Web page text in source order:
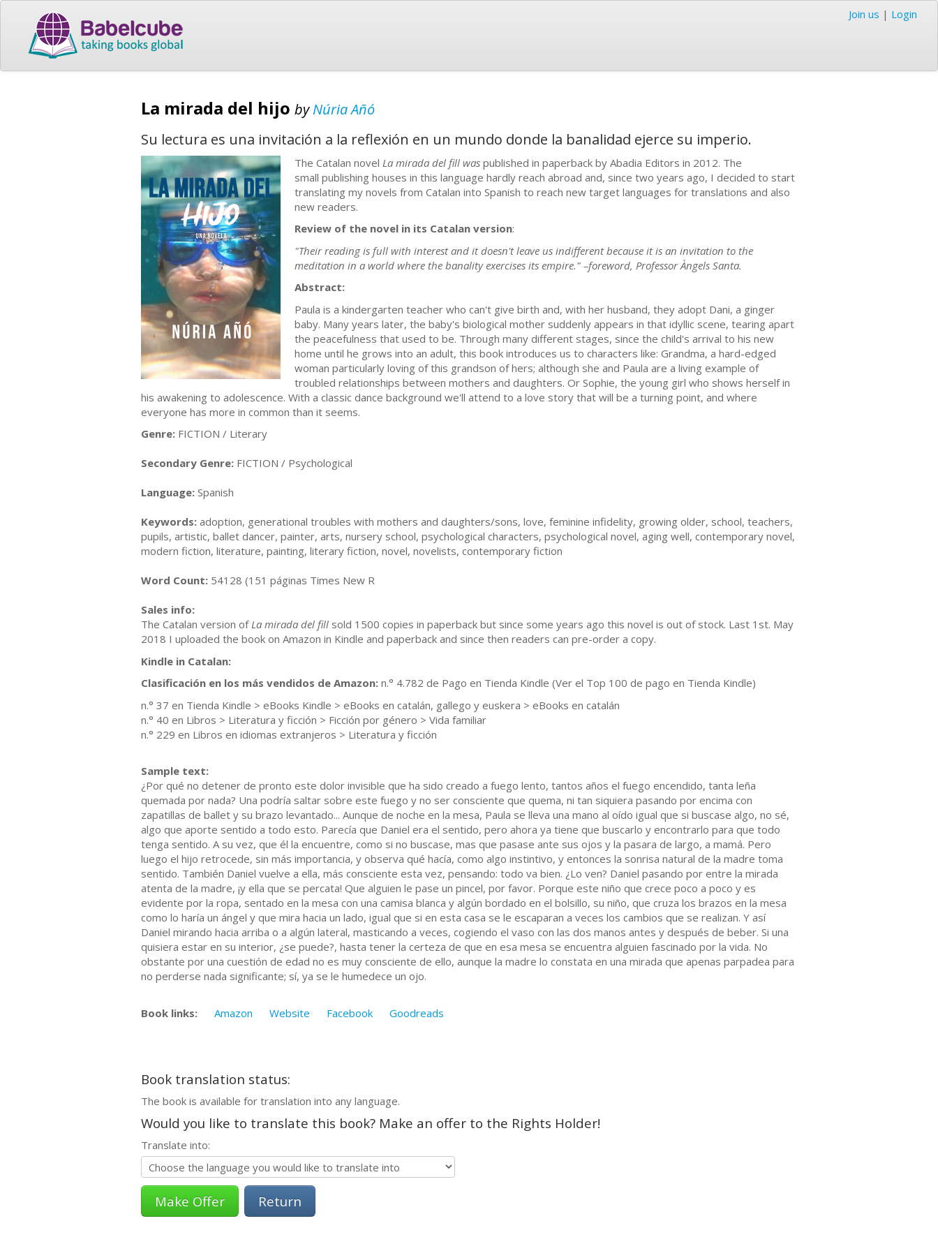
Join us | Login
La mirada del hijo byNúria Añó
Su lectura es una invitación a la reflexión en un mundo donde la banalidad ejerce su imperio.
The Catalan novel La mirada del fill was published in paperback by Abadia Editors in 2012. The
small publishing houses in this language hardly reach abroad and, since two years ago, I decided to start
translating my novels from Catalan into Spanish to reach new target languages for translations and also
new readers.
Review of the novel in its Catalan version:
"Their reading is full with interest and it doesn't leave us indifferent because it is an invitation to the
meditation in a world where the banality exercises its empire." –foreword, Professor Àngels Santa.
Abstract:
Paula is a kindergarten teacher who can't give birth and, with her husband, they adopt Dani, a ginger
baby. Many years later, the baby's biological mother suddenly appears in that idyllic scene, tearing apart
the peacefulness that used to be. Through many different stages, since the child's arrival to his new
home until he grows into an adult, this book introduces us to characters like: Grandma, a hard-edged
woman particularly loving of this grandson of hers; although she and Paula are a living example of
troubled relationships between mothers and daughters. Or Sophie, the young girl who shows herself in
his awakening to adolescence. With a classic dance background we'll attend to a love story that will be a turning point, and where
everyone has more in common than it seems.
Genre: FICTION / Literary
Secondary Genre: FICTION / Psychological
Language: Spanish
Keywords: adoption, generational troubles with mothers and daughters/sons, love, feminine infidelity, growing older, school, teachers,
pupils, artistic, ballet dancer, painter, arts, nursery school, psychological characters, psychological novel, aging well, contemporary novel,
modern fiction, literature, painting, literary fiction, novel, novelists, contemporary fiction
Word Count: 54128 (151 páginas Times New R
Sales info:
The Catalan version ofLa mirada del fill sold 1500 copies in paperback but since some years ago this novel is out of stock. Last 1st. May
2018 I uploaded the book on Amazon in Kindle and paperback and since then readers can pre-order a copy.
Kindle in Catalan:
Clasificación en los más vendidos de Amazon: n.° 4.782 de Pago en Tienda Kindle (Ver el Top 100 de pago en Tienda Kindle)
n.° 37 en Tienda Kindle > eBooks Kindle > eBooks en catalán, gallego y euskera > eBooks en catalán
n.° 40 en Libros > Literatura y ficción > Ficción por género > Vida familiar
n.° 229 en Libros en idiomas extranjeros > Literatura y ficción
Sample text:
¿Por qué no detener de pronto este dolor invisible que ha sido creado a fuego lento, tantos años el fuego encendido, tanta leña
quemada por nada? Una podría saltar sobre este fuego y no ser consciente que quema, ni tan siquiera pasando por encima con
zapatillas de ballet y su brazo levantado... Aunque de noche en la mesa, Paula se lleva una mano al oído igual que si buscase algo, no sé,
algo que aporte sentido a todo esto. Parecía que Daniel era el sentido, pero ahora ya tiene que buscarlo y encontrarlo para que todo
tenga sentido. A su vez, que él la encuentre, como si no buscase, mas que pasase ante sus ojos y la pasara de largo, a mamá. Pero
luego el hijo retrocede, sin más importancia, y observa qué hacía, como algo instintivo, y entonces la sonrisa natural de la madre toma
sentido. También Daniel vuelve a ella, más consciente esta vez, pensando: todo va bien. ¿Lo ven? Daniel pasando por entre la mirada
atenta de la madre, ¡y ella que se percata! Que alguien le pase un pincel, por favor. Porque este niño que crece poco a poco y es
evidente por la ropa, sentado en la mesa con una camisa blanca y algún bordado en el bolsillo, su niño, que cruza los brazos en la mesa
como lo haría un ángel y que mira hacia un lado, igual que si en esta casa se le escaparan a veces los cambios que se realizan. Y así
Daniel mirando hacia arriba o a algún lateral, masticando a veces, cogiendo el vaso con las dos manos antes y después de beber. Si una
quisiera estar en su interior, ¿se puede?, hasta tener la certeza de que en esa mesa se encuentra alguien fascinado por la vida. No
obstante por una cuestión de edad no es muy consciente de ello, aunque la madre lo constata en una mirada que apenas parpadea para
no perderse nada significante; sí, ya se le humedece un ojo.
Book links: Amazon Website Facebook Goodreads
Book translation status:
The book is available for translation into any language.
Would you like to translate this book? Make an offer to the Rights Holder!
Translate into:
Return